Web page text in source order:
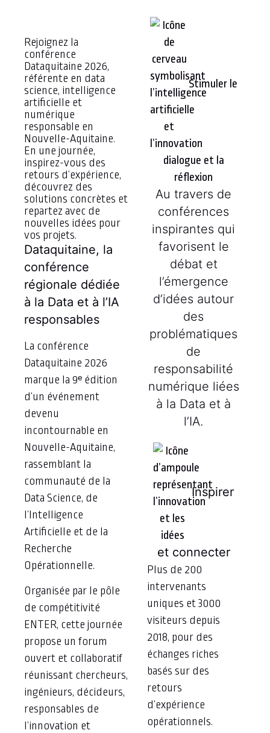
Rejoignez la
conférence
Dataquitaine 2026,
référente en data
science, intelligence
artificielle et
numérique
responsable en
Nouvelle-Aquitaine.
En une journée,
inspirez-vous des
retours d’expérience,
découvrez des
solutions concrètes et
repartez avec de
nouvelles idées pour
vos projets.
Dataquitaine, la
conférence
régionale dédiée
à la Data et à l’IA
responsables
La conférence
Dataquitaine 2026
marque la 9ᵉ édition
d’un événement
devenu
incontournable en
Nouvelle-Aquitaine,
rassemblant la
communauté de la
Data Science, de
l’Intelligence
Artificielle et de la
Recherche
Opérationnelle.
Organisée par le pôle
de compétitivité
ENTER, cette journée
propose un forum
ouvert et collaboratif
réunissant chercheurs,
ingénieurs, décideurs,
responsables de
l’innovation et
Stimuler le
dialogue et la
réflexion
Au travers de
conférences
inspirantes qui
favorisent le
débat et
l’émergence
d’idées autour
des
problématiques
de
responsabilité
numérique liées
à la Data et à
l’IA.
Inspirer
et connecter
Plus de 200
intervenants
uniques et 3000
visiteurs depuis
2018, pour des
échanges riches
basés sur des
retours
d’expérience
opérationnels.